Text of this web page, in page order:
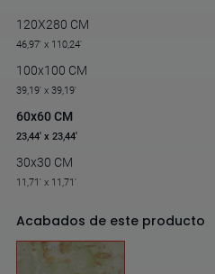
120X280 CM
46,97' x 110,24'
100x100 CM
39,19' x 39,19'
60x60 CM
23,44' x 23,44'
30x30 CM
11,71' x 11,71'
Acabados de este producto